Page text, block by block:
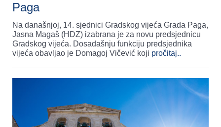
Paga
Na današnjoj, 14. sjednici Gradskog vijeća Grada Paga,
Jasna Magaš (HDZ) izabrana je za novu predsjednicu
Gradskog vijeća. Dosadašnju funkciju predsjednika
vijeća obavljao je Domagoj Vičević koji pročitaj..